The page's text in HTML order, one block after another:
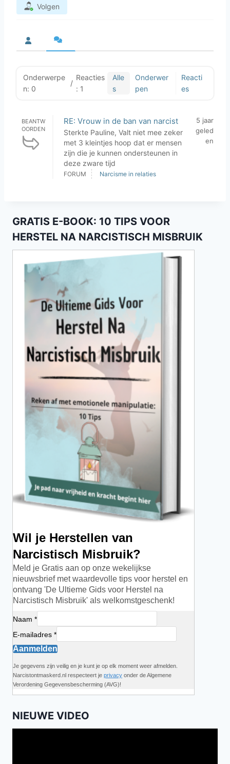
Volgen
Onderwerpe
n: 0
/
Reacties
: 1
Alle
s
Onderwer
pen
Reacti
es
BEANTW
OORDEN
RE: Vrouw in de ban van narcist
Sterkte Pauline, Valt niet mee zeker
met 3 kleintjes hoop dat er mensen
zijn die je kunnen ondersteunen in
deze zware tijd
5 jaar
geled
en
FORUM Narcisme in relaties
GRATIS E-BOOK: 10 TIPS VOOR
HERSTEL NA NARCISTISCH MISBRUIK
Wil je Herstellen van
Narcistisch Misbruik?
Meld je Gratis aan op onze wekelijkse
nieuwsbrief met waardevolle tips voor herstel en
ontvang 'De Ultieme Gids voor Herstel na
Narcistisch Misbruik' als welkomstgeschenk!
Naam *
E-mailadres *
Aanmelden
Je gegevens zijn veilig en je kunt je op elk moment weer afmelden.
Narcistontmaskerd.nl respecteert je privacy onder de Algemene
Verordening Gegevensbescherming (AVG)!
NIEUWE VIDEO